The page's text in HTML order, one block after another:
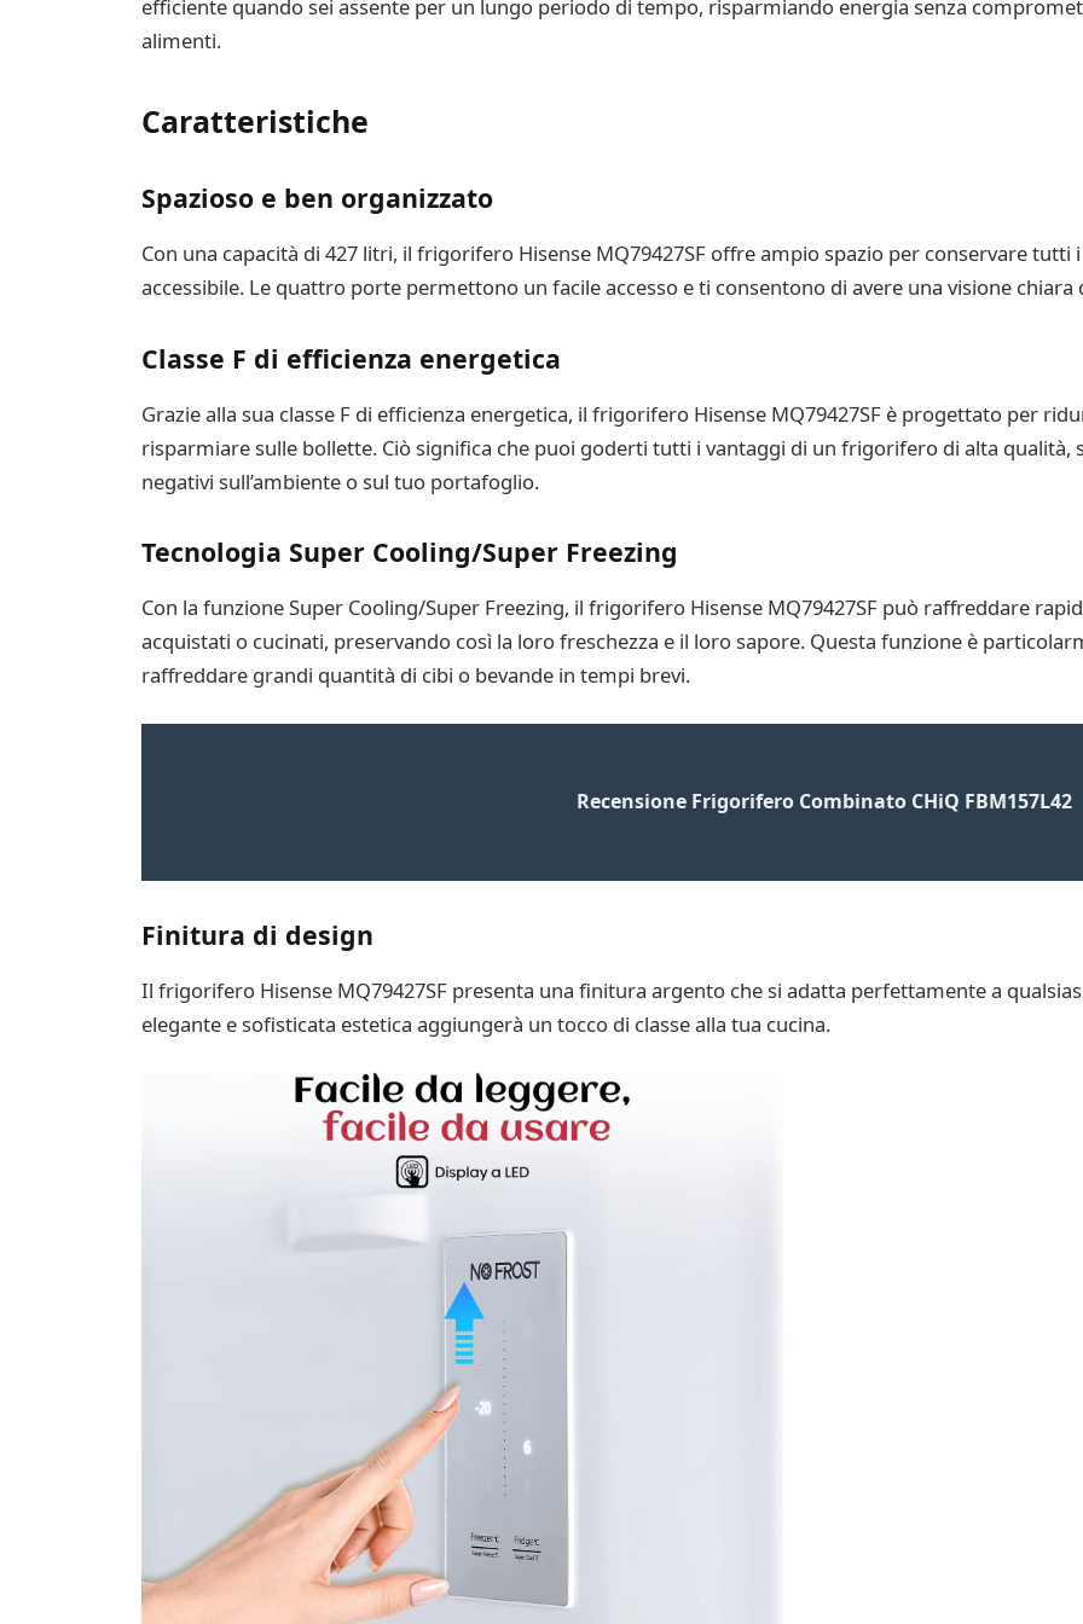
efficiente quando sei assente per un lungo periodo di tempo, risparmiando energia senza
alimenti.
Caratteristiche
Spazioso e ben organizzato
Con una capacità di 427 litri, il frigorifero Hisense MQ79427SF offre ampio spazio per conservare
accessibile. Le quattro porte permettono un facile accesso e ti consentono di avere una visione
Classe F di efficienza energetica
Grazie alla sua classe F di efficienza energetica, il frigorifero Hisense MQ79427SF è progettato per
risparmiare sulle bollette. Ciò significa che puoi goderti tutti i vantaggi di un frigorifero di alta qualità,
negativi sull’ambiente o sul tuo portafoglio.
Tecnologia Super Cooling/Super Freezing
Con la funzione Super Cooling/Super Freezing, il frigorifero Hisense MQ79427SF può raffreddare
acquistati o cucinati, preservando così la loro freschezza e il loro sapore. Questa funzione è
raffreddare grandi quantità di cibi o bevande in tempi brevi.
Recensione Frigorifero Combinato CHiQ FBM157L42
Finitura di design
Il frigorifero Hisense MQ79427SF presenta una finitura argento che si adatta perfettamente a
elegante e sofisticata estetica aggiungerà un tocco di classe alla tua cucina.